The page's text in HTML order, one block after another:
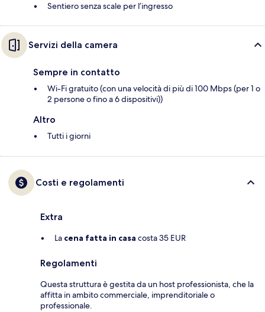
Sentiero senza scale per l’ingresso
Servizi della camera
Sempre in contatto
Wi-Fi gratuito (con una velocità di più di 100 Mbps (per 1 o
2 persone o fino a 6 dispositivi))
Altro
Tutti i giorni
Costi e regolamenti
Extra
La cena fatta in casa costa 35 EUR
Regolamenti
Questa struttura è gestita da un host professionista, che la
affitta in ambito commerciale, imprenditoriale o
professionale.